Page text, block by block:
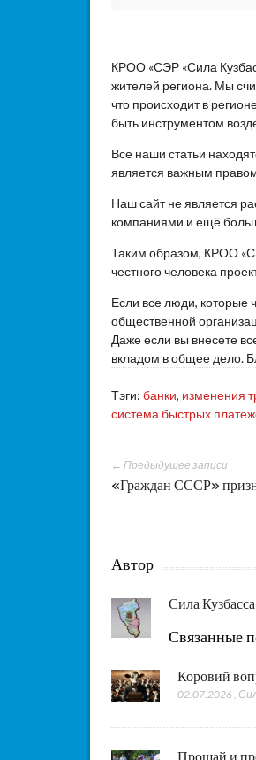
КРОО «СЭР «Сила
жителей региона. Мы
что происходит в
быть инструментом
Все наши статьи
является важным
Наш сайт не является
компаниями и ещё
Таким образом, КРОО
честного человека
Если все люди, которые
общественной
Даже если вы внесете
вкладом в общее дело.
Тэги:банки, изменения
система быстрых
← Предыдущее записи
«Граждан СССР»
Автор
Сила Кузбасса
Связанные
Коровий
02.07.2026 ,